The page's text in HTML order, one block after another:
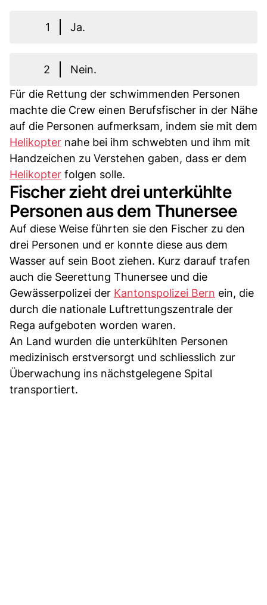
1 Ja.
2
Nein.
Für die Rettung der schwimmenden Personen
machte die Crew einen Berufsfischer in der Nähe
auf die Personen aufmerksam, indem sie mit dem
Helikopter nahe bei ihm schwebten und ihm mit
Handzeichen zu Verstehen gaben, dass er dem
Helikopter folgen solle.
Fischer zieht drei unterkühlte
Personen aus dem Thunersee
Auf diese Weise führten sie den Fischer zu den
drei Personen und er konnte diese aus dem
Wasser auf sein Boot ziehen. Kurz darauf trafen
auch die Seerettung Thunersee und die
Gewässerpolizei der Kantonspolizei Bern ein, die
durch die nationale Luftrettungszentrale der
Rega aufgeboten worden waren.
An Land wurden die unterkühlten Personen
medizinisch erstversorgt und schliesslich zur
Überwachung ins nächstgelegene Spital
transportiert.